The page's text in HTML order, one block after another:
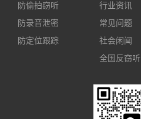
防偷拍窃听
防录音泄密
防定位跟踪
行业资讯
常见问题
社会闲闻
全国反窃听